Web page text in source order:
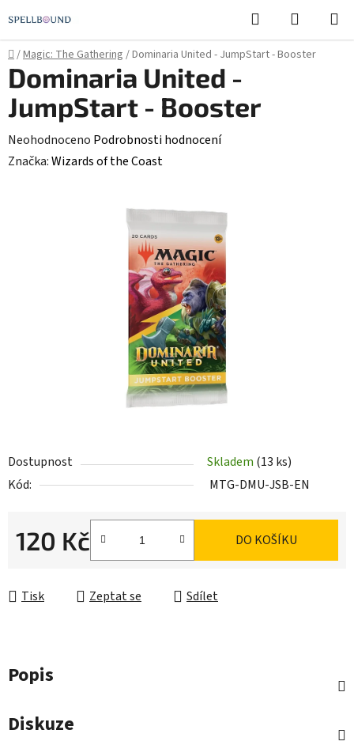
na
obsah
Hledat
KOŠÍK
Domů
/Magic: The Gathering /Dominaria United - JumpStart - Booster
Dostupnost Skladem (13 ks)
Kód:
MTG-DMU-JSB-EN
120 Kč DO KOŠÍKU
Tisk Zeptat se Sdílet
Dominaria United -
JumpStart - Booster
Průměrné
hodnocení
Neohodnoceno Podrobnosti hodnocení
Značka:Wizards of the Coast
Popis
Diskuze